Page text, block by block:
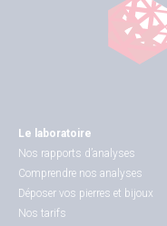
Le laboratoire
Nos rapports d’analyses
Comprendre nos analyses
Déposer vos pierres et bijoux
Nos tarifs